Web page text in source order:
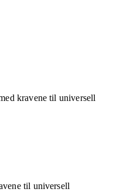
kravene til universell
til universell